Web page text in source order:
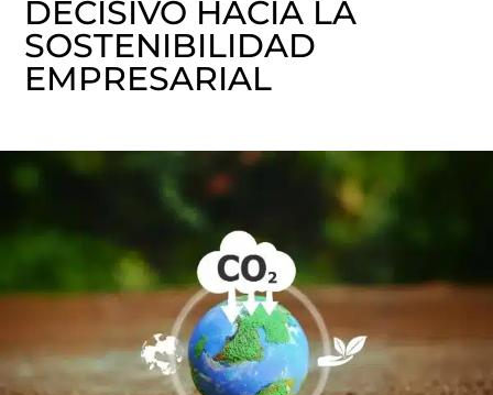
DECISIVO HACIA LA
SOSTENIBILIDAD
EMPRESARIAL